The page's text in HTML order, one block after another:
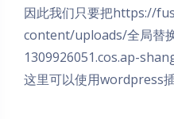
夜间模式
因此我们只要把https://
content/uploads/全局替
1309926051.cos.ap-
这里可以使用wordpress